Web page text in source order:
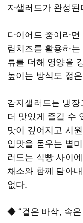
자샐러드가 완성된
다이어트 중이라
림치즈를 활용하
류를 더해 영양을
높이는 방식도 젊
감자샐러드는 냉
더 맛있게 즐길 수
맛이 깊어지고 시
입맛을 돋우는 별
러드는 식빵 사이
채소와 함께 담아
없다.
◆ “겉은 바삭, 속